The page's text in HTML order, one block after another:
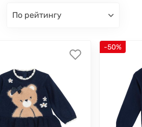
по рейтингу
-50%